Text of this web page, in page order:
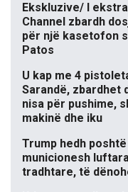
Ekskluzive/ I
Channel zbardh
për një kasetofon
Patos
U kap me 4
Sarandë, zbardhet
nisa për pushime,
makinë dhe iku
Trump hedh
municionesh
tradhtare, të